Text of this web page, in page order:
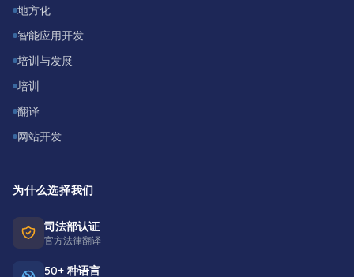
地方化
智能应用开发
培训与发展
培训
翻译
网站开发
为什么选择我们
司法部认证
官方法律翻译
50+ 种语言